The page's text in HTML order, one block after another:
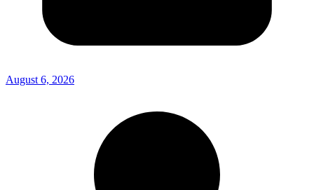
August 6, 2026